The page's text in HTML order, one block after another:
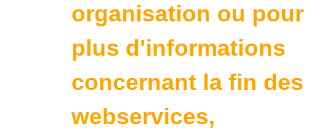
organisation ou pour
plus d'informations
concernant la fin des
webservices,